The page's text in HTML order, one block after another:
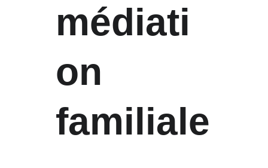
médiati
on
familiale